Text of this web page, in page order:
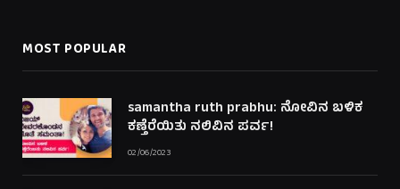
MOST POPULAR
samantha ruth prabhu: ನೋವಿನ ಬಳಿಕ
ಕಣ್ತೆರೆಯಿತು ನಲಿವಿನ ಪರ್ವ!
02/06/2023